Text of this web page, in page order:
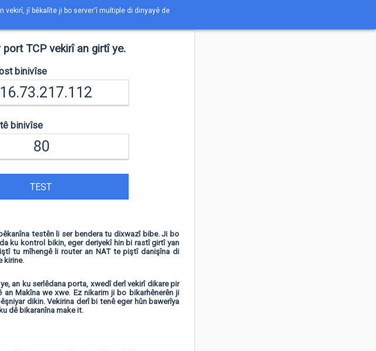
vekirî, jî bêkalîte ji bo server'î multiple di dinyayê de
port TCP vekirî an girtî ye.
binivîse
binivîse
TEST
testên li ser bendera tu dixwazî ​​bibe. Ji bo
ku kontrol bikin, eger deriyekî hin bi rastî girtî yan
tu mîhengê li router an NAT te piştî danişîna di
kirine.
an ku serlêdana porta, xwedî derî vekirî dikare pir
Makîna we xwe. Ez nikarim ji bo bikarhênerên ji
dikin. Vekirina derî bi tenê eger hûn bawerîya
dê bikaranîna make it.